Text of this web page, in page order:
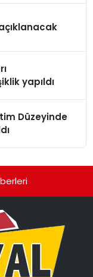
yapıldı
Düzeyinde